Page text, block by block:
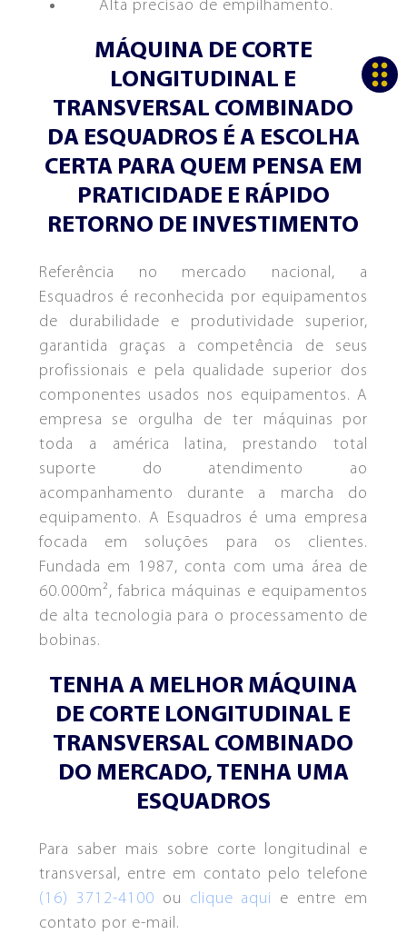
CONJUNTO DE REBOBINAMENTO
ESQUADROS®
TRABALHE CONOSCO VIDEOS
Alta precisão de empilhamento.
MÁQUINA DE CORTE
LONGITUDINAL E
TRANSVERSAL COMBINADO
DA ESQUADROS É A ESCOLHA
CERTA PARA QUEM PENSA EM
PRATICIDADE E RÁPIDO
RETORNO DE INVESTIMENTO
Referência no mercado nacional, a
Esquadros é reconhecida por equipamentos
de durabilidade e produtividade superior,
garantida graças a competência de seus
profissionais e pela qualidade superior dos
componentes usados nos equipamentos. A
empresa se orgulha de ter máquinas por
toda a américa latina, prestando total
suporte do atendimento ao
acompanhamento durante a marcha do
equipamento. A Esquadros é uma empresa
focada em soluções para os clientes.
Fundada em 1987, conta com uma área de
60.000m², fabrica máquinas e equipamentos
de alta tecnologia para o processamento de
bobinas.
TENHA A MELHOR MÁQUINA
DE CORTE LONGITUDINAL E
TRANSVERSAL COMBINADO
DO MERCADO, TENHA UMA
ESQUADROS
Para saber mais sobre corte longitudinal e
transversal, entre em contato pelo telefone
(16) 3712-4100 ou clique aqui
e entre em
contato por e-mail.